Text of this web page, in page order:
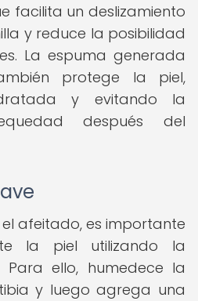
facilita un deslizamiento
y reduce la posibilidad
La espuma generada
protege la piel,
y evitando la
después del
afeitado, es importante
la piel utilizando la
ello, humedece la
y luego agrega una